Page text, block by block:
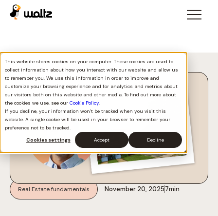
This website stores cookies on your computer. These cookies are used to
collect information about how you interact with our website and allow us
to remember you. We use this information in order to improve and
customize your browsing experience and for analytics and metrics about
our visitors both on this website and other media. To find out more about
the cookies we use, see our Cookie Policy.
If you decline, your information won’t be tracked when you visit this
website. A single cookie will be used in your browser to remember your
preference not to be tracked.
Cookies settings
Accept Decline
Real Estate fundamentals November 20, 20257min
Voltar a todos